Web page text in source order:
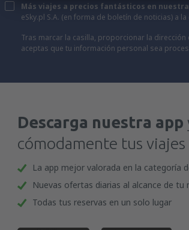
Más viajes a precios fantásticos en
eSky.pl S.A. (en forma de boletín de noticias) a
Tras marcar la casilla, proporcionar la
aceptas que tu información personal sea
Descarga nuestra app
cómodamente tus viajes
La app mejor valorada en la categoría
Nuevas ofertas diarias al alcance de tu
Todas tus reservas en un solo lugar